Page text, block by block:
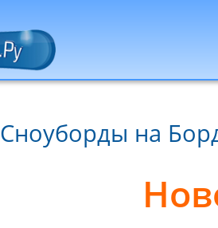
Сноуборды на